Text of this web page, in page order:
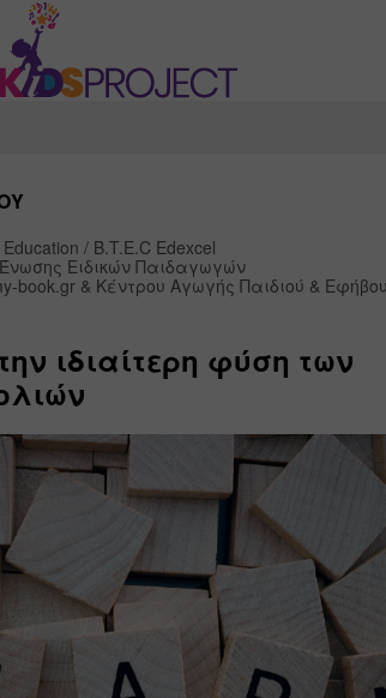
/ B.T.E.C Edexcel
Ειδικών Παιδαγωγών
book.gr & Κέντρου Αγωγής Παιδιού &
ιδιαίτερη φύση των